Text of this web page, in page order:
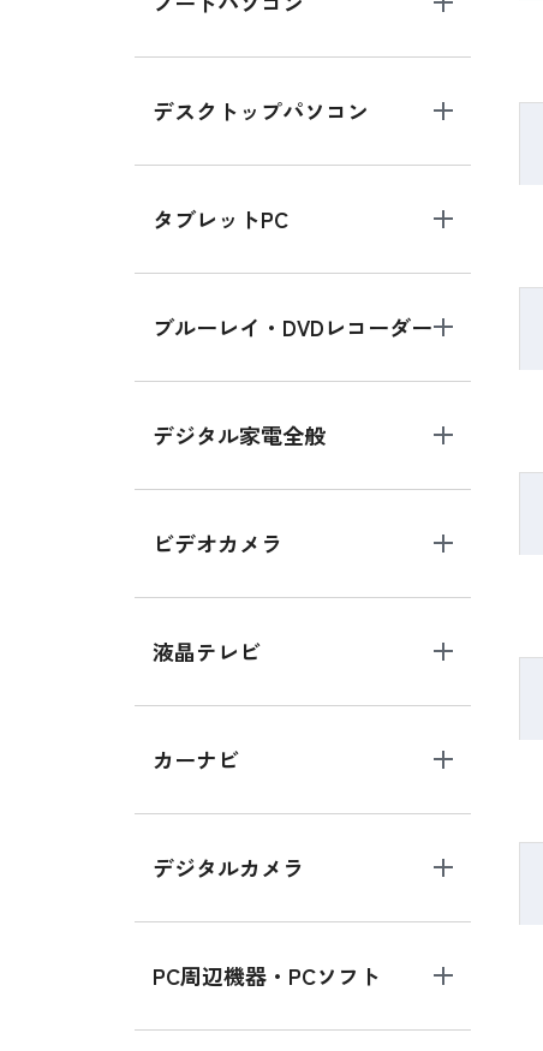
デスクトップパソコン
タブレットPC
ブルーレイ・DVDレコーダー
デジタル家電全般
ビデオカメラ
液晶テレビ
カーナビ
デジタルカメラ
PC周辺機器・PCソフト